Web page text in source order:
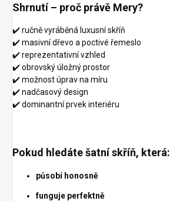
Shrnutí – proč právě Mery?
✔️ ručně vyráběná luxusní skříň
✔️ masivní dřevo a poctivé řemeslo
✔️ reprezentativní vzhled
✔️ obrovský úložný prostor
✔️ možnost úprav na míru
✔️ nadčasový design
✔️ dominantní prvek interiéru
Pokud hledáte šatní skříň, která:
působí honosně
funguje perfektně